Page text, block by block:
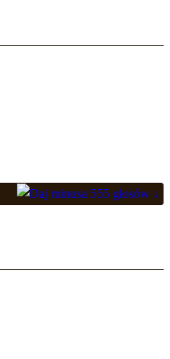
555 głosów ↓